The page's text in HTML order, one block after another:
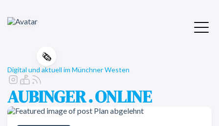
🗞️
Digital und aktuell im Münchner Westen
AUBINGER . ONLINE